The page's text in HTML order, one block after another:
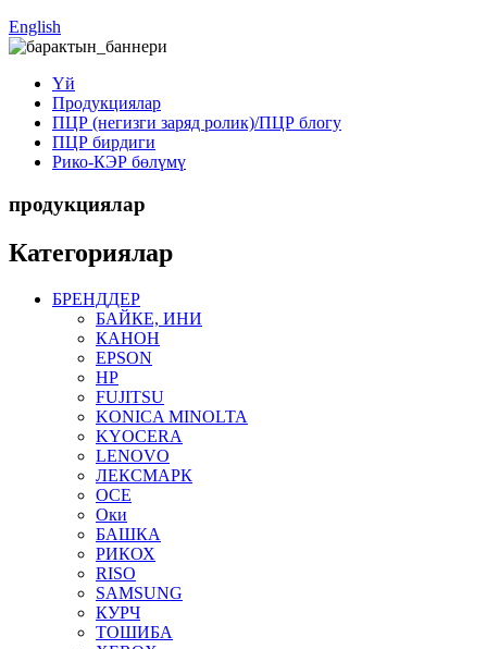
English
Үй
Продукциялар
ПЦР (негизги заряд ролик)/ПЦР блогу
ПЦР бирдиги
Рико-КЭР бөлүмү
продукциялар
Категориялар
БРЕНДДЕР
БАЙКЕ, ИНИ
КАНОН
EPSON
HP
FUJITSU
KONICA MINOLTA
KYOCERA
LENOVO
ЛЕКСМАРК
OCE
Оки
БАШКА
РИКОХ
RISO
SAMSUNG
КУРЧ
ТОШИБА